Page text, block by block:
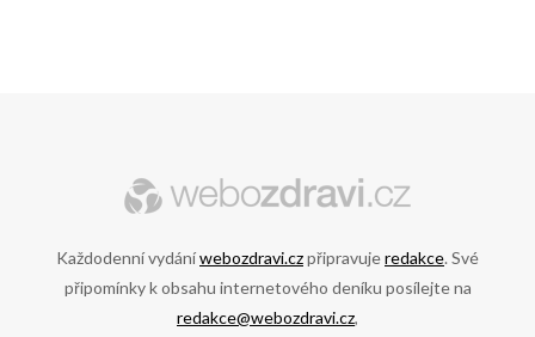
Každodenní vydáníwebozdravi.czpřipravujeredakce. Své
připomínky k obsahu internetového deníku posílejte na
redakce@webozdravi.cz,